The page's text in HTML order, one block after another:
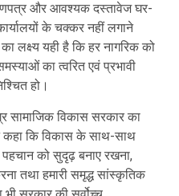
और आवश्यक दस्तावेज घर-
के चक्कर नहीं लगाने
लक्ष्य यही है कि हर नागरिक को
का त्वरित एवं प्रभावी
हो।
सामाजिक विकास सरकार का
कि विकास के साथ-साथ
को सुदृढ़ बनाए रखना,
तथा हमारी समृद्ध सांस्कृतिक